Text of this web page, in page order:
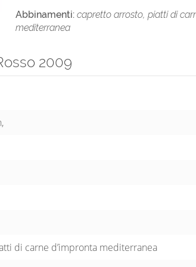
Abbinamenti: capretto arrosto, piatti di
mediterranea
2009
di carne d’impronta mediterranea